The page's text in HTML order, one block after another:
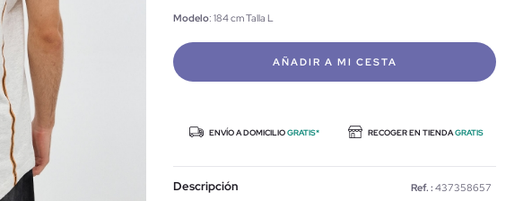
Modelo: 184 cm Talla L
AÑADIR A MI CESTA
ENVÍO A DOMICILIOGRATIS* RECOGER EN TIENDAGRATIS
Descripción Ref. : 437358657